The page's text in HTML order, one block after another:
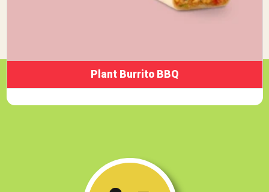
Plant Burrito BBQ